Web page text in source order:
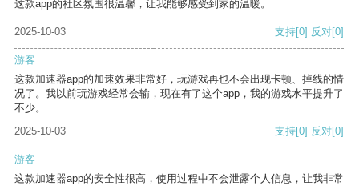
这款app的社区氛围很温馨，让我能够感受到家的温暖。
2025-10-03 支持[0] 反对[0]
游客
这款加速器app的加速效果非常好，玩游戏再也不会出现卡顿、掉线的情
况了。我以前玩游戏经常会输，现在有了这个app，我的游戏水平提升了
不少。
2025-10-03
支持[0] 反对[0]
游客
这款加速器app的安全性很高，使用过程中不会泄露个人信息，让我非常